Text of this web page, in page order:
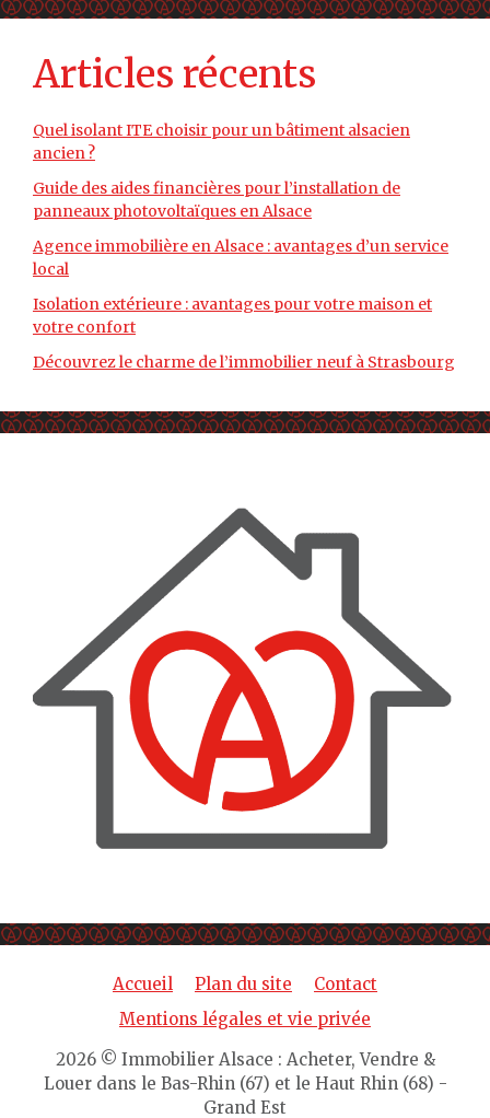
Articles récents
Quel isolant ITE choisir pour un bâtiment alsacien
ancien ?
Guide des aides financières pour l’installation de
panneaux photovoltaïques en Alsace
Agence immobilière en Alsace : avantages d’un service
local
Isolation extérieure : avantages pour votre maison et
votre confort
Découvrez le charme de l’immobilier neuf à Strasbourg
Accueil Plan du site
Contact
Mentions légales et vie privée
2026 © Immobilier Alsace : Acheter, Vendre &
Louer dans le Bas-Rhin (67) et le Haut Rhin (68) -
Grand Est